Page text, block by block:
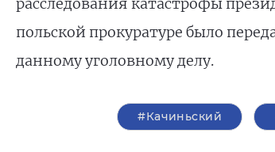
польской прокуратуре было
данному уголовному делу.
#Качиньский